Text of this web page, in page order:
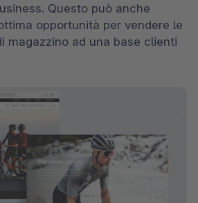
Questo può anche
opportunità per vendere le
magazzino ad una base clienti